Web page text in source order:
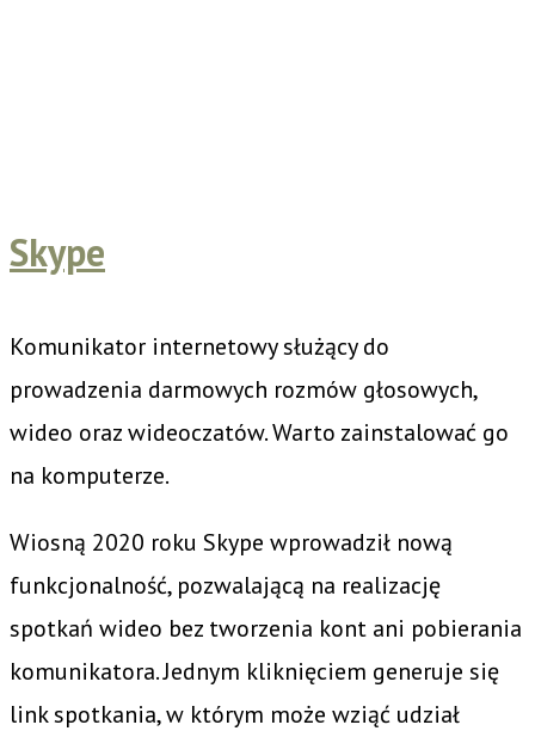
Skype
Komunikator internetowy służący do
prowadzenia darmowych rozmów głosowych,
wideo oraz wideoczatów. Warto zainstalować go
na komputerze.
Wiosną 2020 roku Skype wprowadził nową
funkcjonalność, pozwalającą na realizację
spotkań wideo bez tworzenia kont ani pobierania
komunikatora. Jednym kliknięciem generuje się
link spotkania, w którym może wziąć udział